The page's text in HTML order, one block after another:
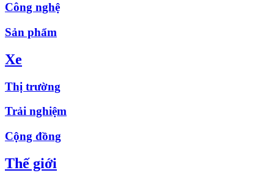
Công nghệ
Sản phẩm
Xe
Thị trường
Trải nghiệm
Cộng đồng
Thế giới